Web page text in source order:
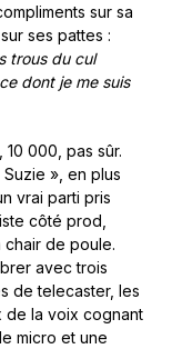
sur sa
ses pattes :
trous du cul
dont je me suis
10 000, pas sûr.
Suzie », en plus
vrai parti pris
côté prod,
chair de poule.
avec trois
de telecaster, les
de la voix cognant
micro et une